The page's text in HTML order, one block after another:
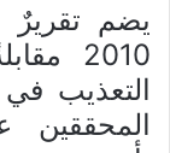
يضم
2010
التعذيب
المحققين